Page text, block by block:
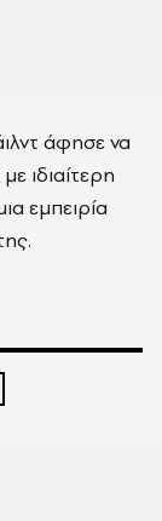
άφησε να
ιδιαίτερη
εμπειρία